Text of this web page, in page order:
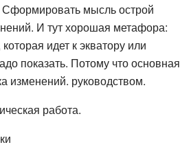
мысль острой
И тут хорошая метафора:
идет к экватору или
показать. Потому что основная
изменений. руководством.
работа.